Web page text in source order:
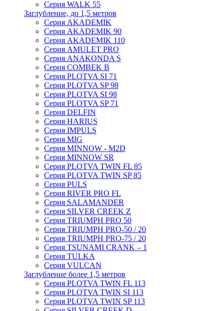
Серия WALK 55
Заглубление, до 1,5 метров
Серия AKADEMIK
Серия AKADEMIK 90
Серия AKADEMIK 110
Серия AMULET PRO
Серия ANAKONDA S
Серия COMBEK B
Серия PLOTVA SI 71
Серия PLOTVA SP 98
Серия PLOTVA SI 98
Серия PLOTVA SP 71
Серия DELFIN
Серия HARIUS
Серия IMPULS
Серия MIG
Серия MINNOW - M2D
Серия MINNOW SR
Серия PLOTVA TWIN FL 85
Серия PLOTVA TWIN SP 85
Серия PULS
Серия RIVER PRO FL
Серия SALAMANDER
Серия SILVER CREEK Z
Серия TRIUMPH PRO 50
Серия TRIUMPH PRO-50 / 20
Серия TRIUMPH PRO-75 / 20
Серия TSUNAMI CRANK – 1
Серия TULKA
Серия VULCAN
Заглубление более 1,5 метров
Серия PLOTVA TWIN FL 113
Серия PLOTVA TWIN SI 113
Серия PLOTVA TWIN SP 113